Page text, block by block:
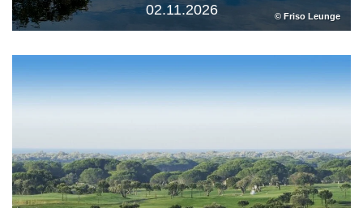
© Friso Leunge
02.11.2026